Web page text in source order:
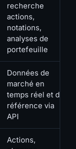
recherche
actions,
notations,
analyses de
portefeuille
Données de
marché en
temps réel et de
référence via
API
Actions,